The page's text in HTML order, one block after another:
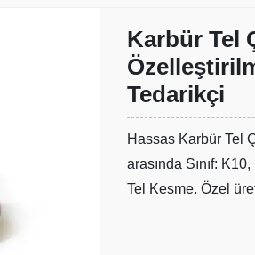
Karbür Tel
Tedarikçi
Hassas Karbür Tel
arasında Sınıf:
Tel Kesme. Özel